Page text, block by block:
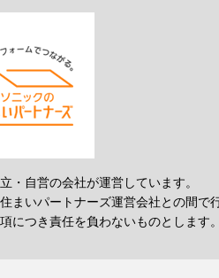
・自営の会社が運営しています。
まいパートナーズ運営会社との間で
につき責任を負わないものとします